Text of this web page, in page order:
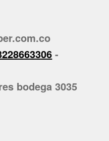
-
bodega 3035